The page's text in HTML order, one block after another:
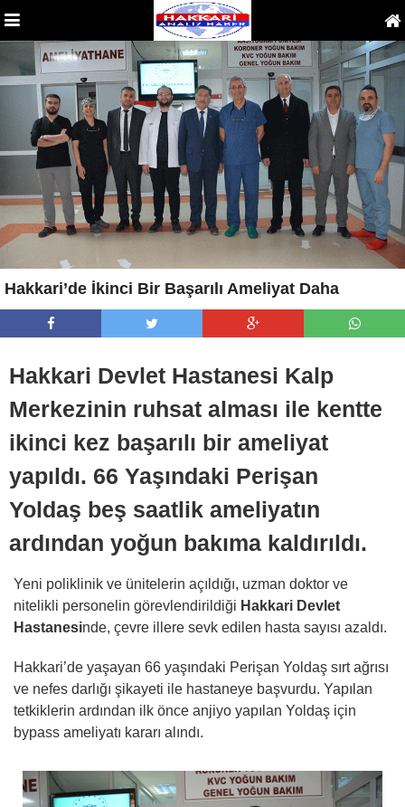
Hakkari’de İkinci Bir Başarılı Ameliyat Daha
Hakkari Devlet Hastanesi Kalp
Merkezinin ruhsat alması ile kentte
ikinci kez başarılı bir ameliyat
yapıldı. 66 Yaşındaki Perişan
Yoldaş beş saatlik ameliyatın
ardından yoğun bakıma kaldırıldı.
Yeni poliklinik ve ünitelerin açıldığı, uzman doktor ve
nitelikli personelin görevlendirildiği Hakkari Devlet
Hastanesinde, çevre illere sevk edilen hasta sayısı azaldı.
Hakkari’de yaşayan 66 yaşındaki Perişan Yoldaş sırt ağrısı
ve nefes darlığı şikayeti ile hastaneye başvurdu. Yapılan
tetkiklerin ardından ilk önce anjiyo yapılan Yoldaş için
bypass ameliyatı kararı alındı.